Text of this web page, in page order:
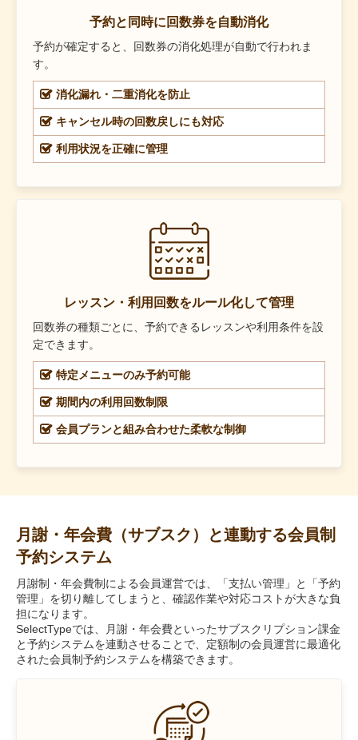
予約と同時に回数券を自動消化
予約が確定すると、回数券の消化処理が自動で行われま
す。
消化漏れ・二重消化を防止
キャンセル時の回数戻しにも対応
利用状況を正確に管理
レッスン・利用回数をルール化して管理
回数券の種類ごとに、予約できるレッスンや利用条件を設
定できます。
特定メニューのみ予約可能
期間内の利用回数制限
会員プランと組み合わせた柔軟な制御
月謝・年会費（サブスク）と連動する会員制
予約システム
月謝制・年会費制による会員運営では、「支払い管理」と「予約
管理」を切り離してしまうと、確認作業や対応コストが大きな負
担になります。
SelectTypeでは、月謝・年会費といったサブスクリプション課金
と予約システムを連動させることで、定額制の会員運営に最適化
された会員制予約システムを構築できます。